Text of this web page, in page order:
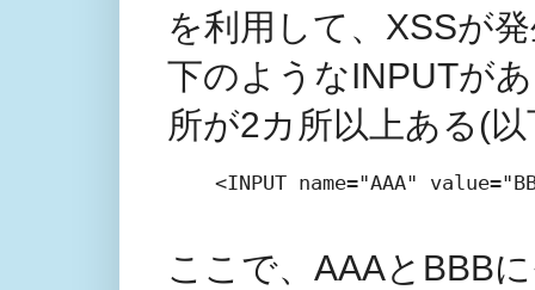
を利用して、XSSが
下のようなINPUTが
所が2カ所以上ある(
<INPUT name="AAA"
ここで、AAAとBBB